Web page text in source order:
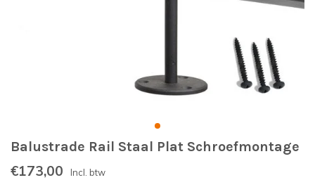
Balustrade Rail Staal Plat Schroefmontage
€173,00 Incl. btw